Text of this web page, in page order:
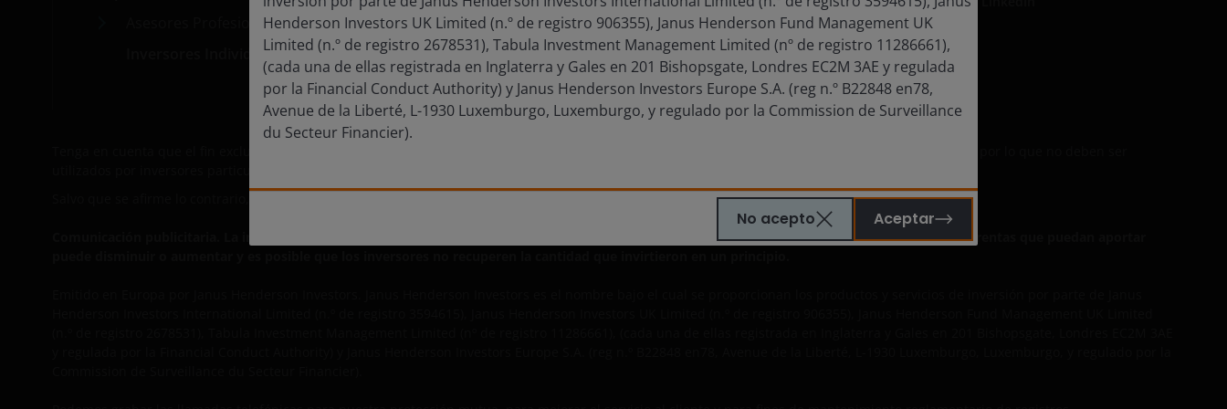
Asesores Profesionales
Inversores Individuales
Contacta con nosotros
Suscripciones
Política de privacidad
Política de cookies
Informacion de seguridad
Comunicación publicitaria. La información contenida en este sitio web es únicamente para asesores profesionales. El valor de las inversiones y las rentas que puedan aportar
Henderson Investors UK Limited (n.º de registro 906355), Janus Henderson Fund Management UK
Limited (n.º de registro 2678531), Tabula Investment Management Limited (nº de registro 11286661),
(cada una de ellas registrada en Inglaterra y Gales en 201 Bishopsgate, Londres EC2M 3AE y regulada
por la Financial Conduct Authority) y Janus Henderson Investors Europe S.A. (reg n.º B22848 en78,
Avenue de la Liberté, L-1930 Luxemburgo, Luxemburgo, y regulado por la Commission de Surveillance
du Secteur Financier).
No acepto Aceptar